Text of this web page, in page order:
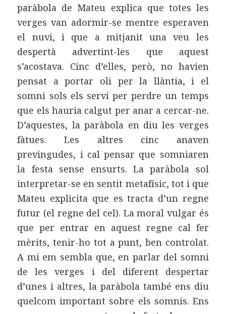
paràbola de Mateu explica que totes les
verges van adormir-se mentre esperaven
el nuvi, i que a mitjanit una veu les
despertà advertint-les que aquest
s’acostava. Cinc d’elles, però, no havien
pensat a portar oli per la llàntia, i el
somni sols els serví per perdre un temps
que els hauria calgut per anar a cercar-ne.
D’aquestes, la paràbola en diu les verges
fàtues. Les altres cinc anaven
previngudes, i cal pensar que somniaren
la festa sense ensurts. La paràbola sol
interpretar-se en sentit metafísic, tot i que
Mateu explicita que es tracta d’un regne
futur (el regne del cel). La moral vulgar és
que per entrar en aquest regne cal fer
mèrits, tenir-ho tot a punt, ben controlat.
A mi em sembla que, en parlar del somni
de les verges i del diferent despertar
d’unes i altres, la paràbola també ens diu
quelcom important sobre els somnis. Ens